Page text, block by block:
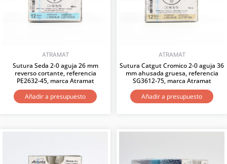
ATRAMAT
Sutura Seda 2-0 aguja 26 mm
reverso cortante, referencia
PE2632-45, marca Atramat
Añadir a presupuesto
ATRAMAT
Sutura Catgut Cromico 2-0 aguja 36
mm ahusada gruesa, referencia
SG3612-75, marca Atramat
Añadir a presupuesto